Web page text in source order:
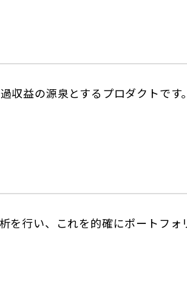
益の源泉とするプロダクトです。
を行い、これを的確にポートフォ